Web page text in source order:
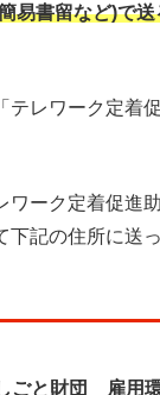
易書留など)で送
テレワーク定着
ワーク定着促進
記の住所に送っ
ごと財団 雇用